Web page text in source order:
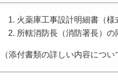
火薬庫工事設計明細書（様
所轄消防長（消防署長）の
（添付書類の詳しい内容につ